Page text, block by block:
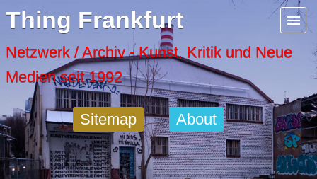
Thing Frankfurt
Netzwerk / Archiv - Kunst, Kritik und Neue
Medien seit 1992
Sitemap About
Menu
Artspaces
Cool Places
Frankfurt Diary
Activity